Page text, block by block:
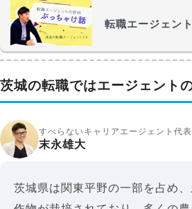
転職エージェン
茨城の転職ではエージェント
すべらないキャリアエージェント代表
末永雄大
茨城県は関東平野の一部を占め